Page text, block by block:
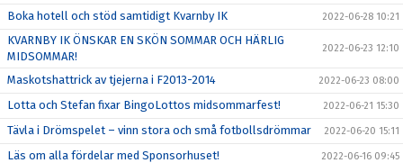
Boka hotell och stöd samtidigt Kvarnby IK 2022-06-28 10:21
KVARNBY IK ÖNSKAR EN SKÖN SOMMAR OCH HÄRLIG
MIDSOMMAR!
2022-06-23 12:10
Maskotshattrick av tjejerna i F2013-2014 2022-06-23 08:00
Lotta och Stefan fixar BingoLottos midsommarfest! 2022-06-21 15:30
Tävla i Drömspelet – vinn stora och små fotbollsdrömmar 2022-06-20 15:11
Läs om alla fördelar med Sponsorhuset! 2022-06-16 09:45